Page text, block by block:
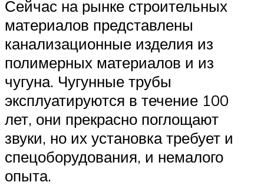
Сейчас на рынке строительных
материалов представлены
канализационные изделия из
полимерных материалов и из
чугуна. Чугунные трубы
эксплуатируются в течение 100
лет, они прекрасно поглощают
звуки, но их установка требует и
спецоборудования, и немалого
опыта.